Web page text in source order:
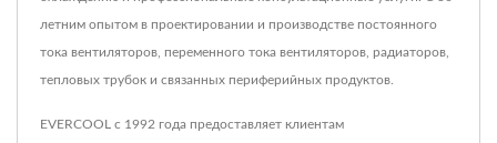
летним опытом в проектировании и производстве постоянного
тока вентиляторов, переменного тока вентиляторов, радиаторов,
тепловых трубок и связанных периферийных продуктов.
EVERCOOL с 1992 года предоставляет клиентам